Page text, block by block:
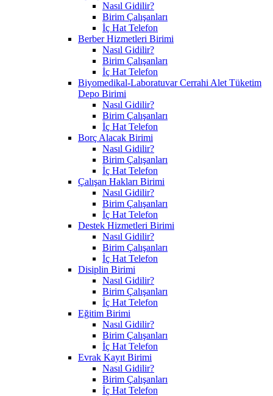
Nasıl Gidilir?
Birim Çalışanları
İç Hat Telefon
Berber Hizmetleri Birimi
Nasıl Gidilir?
Birim Çalışanları
İç Hat Telefon
Biyomedikal-Laboratuvar Cerrahi Alet Tüketim
Depo Birimi
Nasıl Gidilir?
Birim Çalışanları
İç Hat Telefon
Borç Alacak Birimi
Nasıl Gidilir?
Birim Çalışanları
İç Hat Telefon
Çalışan Hakları Birimi
Nasıl Gidilir?
Birim Çalışanları
İç Hat Telefon
Destek Hizmetleri Birimi
Nasıl Gidilir?
Birim Çalışanları
İç Hat Telefon
Disiplin Birimi
Nasıl Gidilir?
Birim Çalışanları
İç Hat Telefon
Eğitim Birimi
Nasıl Gidilir?
Birim Çalışanları
İç Hat Telefon
Evrak Kayıt Birimi
Nasıl Gidilir?
Birim Çalışanları
İç Hat Telefon